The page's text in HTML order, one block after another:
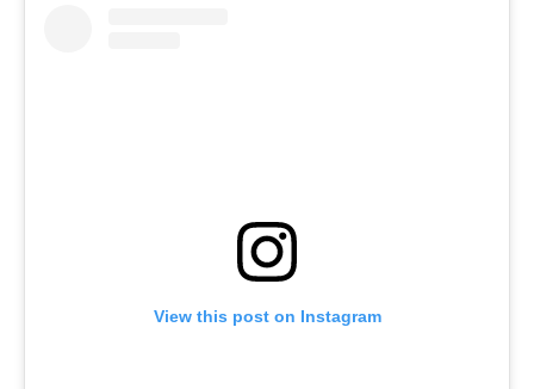
View this post on Instagram